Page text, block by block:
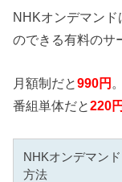
NHKオンデマンド
のできる有料のサ
月額制だと990円 。
番組単体だと220
NHKオンデマン
方法